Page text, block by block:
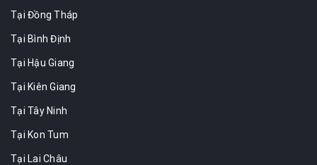
Tại Đồng Tháp
Tại Bình Định
Tại Hậu Giang
Tại Kiên Giang
Tại Tây Ninh
Tại Kon Tum
Tại Lai Châu